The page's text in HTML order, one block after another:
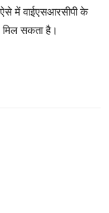
में वाईएसआरसीपी के
मिल सकता है।